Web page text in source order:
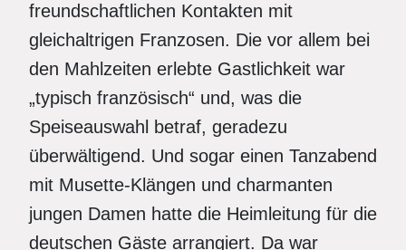
freundschaftlichen Kontakten mit
gleichaltrigen Franzosen. Die vor allem bei
den Mahlzeiten erlebte Gastlichkeit war
„typisch französisch“ und, was die
Speiseauswahl betraf, geradezu
überwältigend. Und sogar einen Tanzabend
mit Musette-Klängen und charmanten
jungen Damen hatte die Heimleitung für die
deutschen Gäste arrangiert. Da war